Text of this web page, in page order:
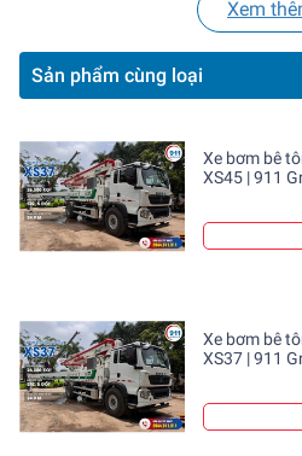
- Tiêu chuẩn khí thải: National V/
- Nhiên liệu: Dầu Diesel
- Công suất bơm cực đại:
- Trọng lượng xe (kg): 35.000kg
- Loại lốp: 12.00R20
Xem
Sản phẩm cùng loại
Xe bơm bê
XS45 | 911
Xe bơm bê
XS37 | 911